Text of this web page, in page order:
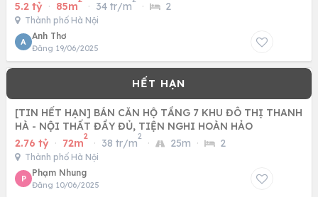
5.2 tỷ · 85m · 34 tr/m · 2
Thành phố Hà Nội
A
Anh Thơ
Đăng 19/06/2025
[TIN HẾT HẠN] BÁN CĂN HỘ TẦNG 7 KHU ĐÔ THỊ THANH
HÀ - NỘI THẤT ĐẦY ĐỦ, TIỆN NGHI HOÀN HẢO
2.76 tỷ · 72m
2
· 38 tr/m
2
· 25m · 2
Thành phố Hà Nội
P
Phạm Nhung
Đăng 10/06/2025